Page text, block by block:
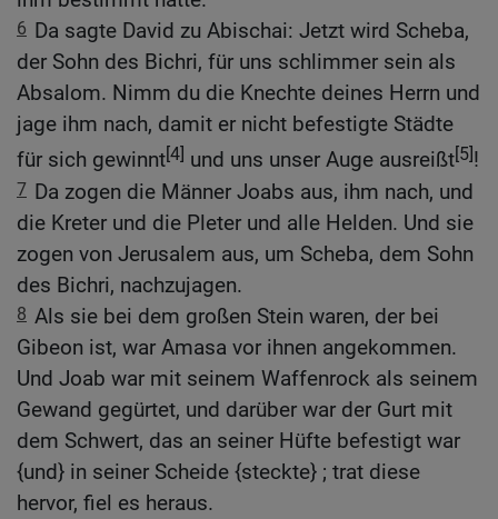
6 Da sagte David zu Abischai: Jetzt wird Scheba,
der Sohn des Bichri, für uns schlimmer sein als
Absalom. Nimm du die Knechte deines Herrn und
jage ihm nach, damit er nicht befestigte Städte
für sich gewinnt[4] und uns unser Auge ausreißt[5]!
7 Da zogen die Männer Joabs aus, ihm nach, und
die Kreter und die Pleter und alle Helden. Und sie
zogen von Jerusalem aus, um Scheba, dem Sohn
des Bichri, nachzujagen.
8 Als sie bei dem großen Stein waren, der bei
Gibeon ist, war Amasa vor ihnen angekommen.
Und Joab war mit seinem Waffenrock als seinem
Gewand gegürtet, und darüber war der Gurt mit
dem Schwert, das an seiner Hüfte befestigt war
{und} in seiner Scheide {steckte} ; trat diese
hervor, fiel es heraus.